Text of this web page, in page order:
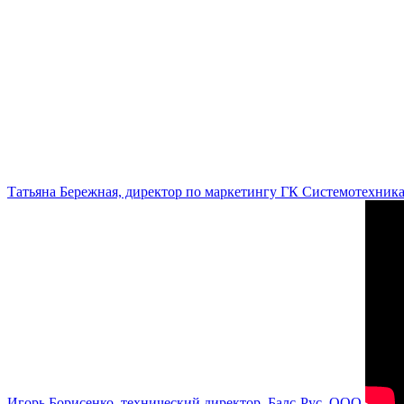
Татьяна Бережная, директор по маркетингу ГК Системотехника